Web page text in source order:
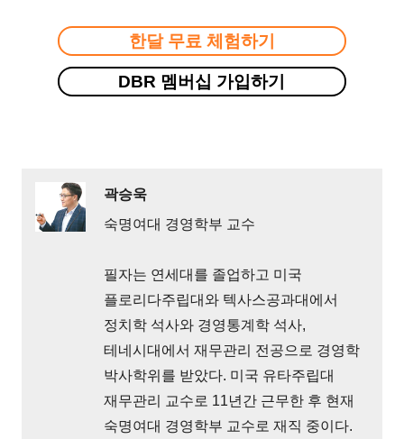
한달 무료 체험하기
DBR 멤버십 가입하기
곽승욱
숙명여대 경영학부 교수
필자는 연세대를 졸업하고 미국
플로리다주립대와 텍사스공과대에서
정치학 석사와 경영통계학 석사,
테네시대에서 재무관리 전공으로 경영학
박사학위를 받았다. 미국 유타주립대
재무관리 교수로 11년간 근무한 후 현재
숙명여대 경영학부 교수로 재직 중이다.